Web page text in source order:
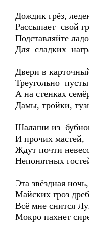
Дождик грёз,
Рассыпает свой
Подставляйте
Для сладких
Двери в
Треугольно
А на стенках
Дамы, тройки,
Шалаши из
И прочих мастей,
Ждут почти
Непонятных
Эта звёздная ночь,
Майских гроз
Всё мне снится
Мокро пахнет